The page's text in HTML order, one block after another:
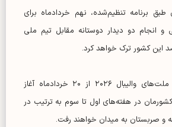
طبق برنامه تنظیم‌شده، نهم خردادماه برای
و انجام دو دیدار دوستانه مقابل تیم ملی
این کشور ترک خواهد کرد.
مرحله مقدماتی لیگ ملت‌های والیبال ۲۰۲۶ از ۲۰ خردادماه آغاز
در هفته‌های اول تا سوم به ترتیب در
و صربستان به میدان خواهند رفت.